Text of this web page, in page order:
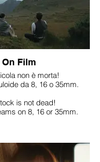
On Film
non è morta!
da 8, 16 o 35mm.
is not dead!
on 8, 16 or 35mm.